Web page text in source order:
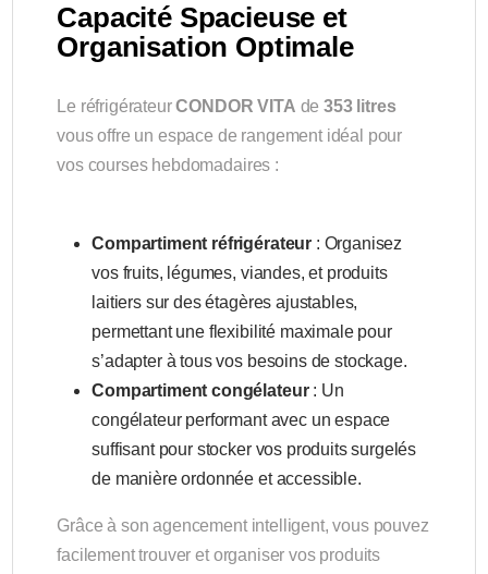
Capacité Spacieuse et
Organisation Optimale
Le réfrigérateurCONDOR VITA de353 litres
vous offre un espace de rangement idéal pour
vos courses hebdomadaires :
Compartiment réfrigérateur : Organisez
vos fruits, légumes, viandes, et produits
laitiers sur des étagères ajustables,
permettant une flexibilité maximale pour
s’adapter à tous vos besoins de stockage.
Compartiment congélateur: Un
congélateur performant avec un espace
suffisant pour stocker vos produits surgelés
de manière ordonnée et accessible.
Grâce à son agencement intelligent, vous pouvez
facilement trouver et organiser vos produits